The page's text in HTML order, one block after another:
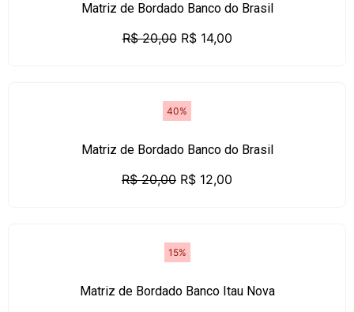
Matriz de Bordado Banco do Brasil
R$20,00 R$14,00
40%
Matriz de Bordado Banco do Brasil
R$20,00 R$ 12,00
15%
Matriz de Bordado Banco Itau Nova